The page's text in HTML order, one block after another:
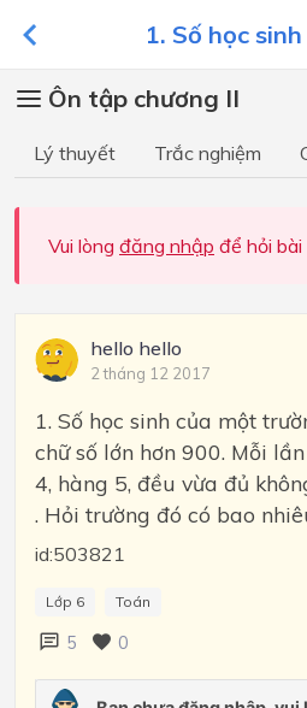
1. Số học
Ôn tập chương II
Lý thuyết Trắc nghiệm
Vui lòng đăng nhập để hỏi bài
hello hello
2 tháng 12 2017
1. Số học sinh của một
chữ số lớn hơn 900. Mỗi
4, hàng 5, đều vừa đủ
. Hỏi trường đó có bao
id:503821
Lớp 6 Toán
5 0